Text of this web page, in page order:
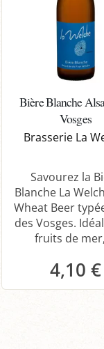
Bière Blanche
Vosges
Brasserie La
Savourez la
Blanche La
Wheat Beer
des Vosges.
fruits de
4,10 €